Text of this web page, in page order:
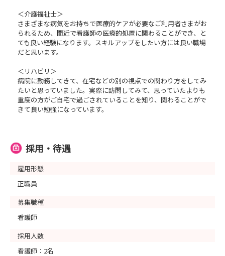
＜介護福祉士＞
さまざまな病気をお持ちで医療的ケアが必要なご利用者さまがお
られるため、間近で看護師の医療的処置に関わることができ、と
ても良い経験になります。スキルアップをしたい方には良い職場
だと思います。
＜リハビリ＞
病院に勤務してきて、在宅などの別の視点での関わり方をしてみ
たいと思っていました。実際に訪問してみて、思っていたよりも
重度の方がご自宅で過ごされていることを知り、関わることがで
きて良い勉強になっています。
採用・待遇
雇用形態
正職員
募集職種
看護師
採用人数
看護師：2名